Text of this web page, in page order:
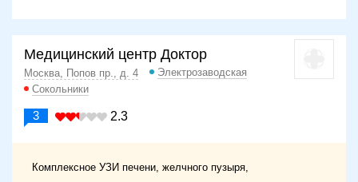
Медицинский центр Доктор
Москва, Попов пр., д. 4
Электрозаводская
Сокольники
3 2.3
Комплексное УЗИ печени, желчного пузыря,